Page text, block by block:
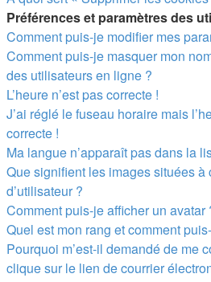
Préférences et paramètres des
Comment puis-je modifier mes
Comment puis-je masquer mon
des utilisateurs en ligne ?
L’heure n’est pas correcte !
J’ai réglé le fuseau horaire mais
correcte !
Ma langue n’apparaît pas dans la
Que signifient les images situées à
d’utilisateur ?
Comment puis-je afficher un avatar
Quel est mon rang et comment
Pourquoi m’est-il demandé de me
clique sur le lien de courrier